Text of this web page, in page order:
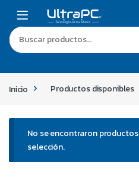
Inicio Productos disponibles
No se encontraron
selección.